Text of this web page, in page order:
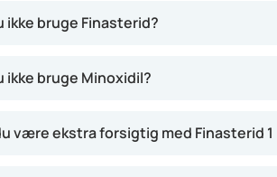
ikke bruge Finasterid?
ikke bruge Minoxidil?
være ekstra forsigtig med Finasterid 1